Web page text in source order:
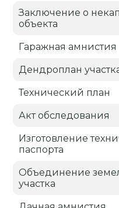
Заключение о
объекта
Гаражная амнистия
Дендроплан
Технический план
Акт обследования
Изготовление
паспорта
Объединение
участка